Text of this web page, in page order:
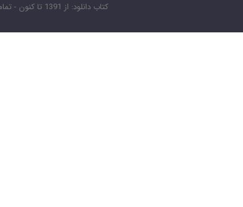
کتاب دانلود: از 1391 تا کنون - تمامی حقوق محفوظ است